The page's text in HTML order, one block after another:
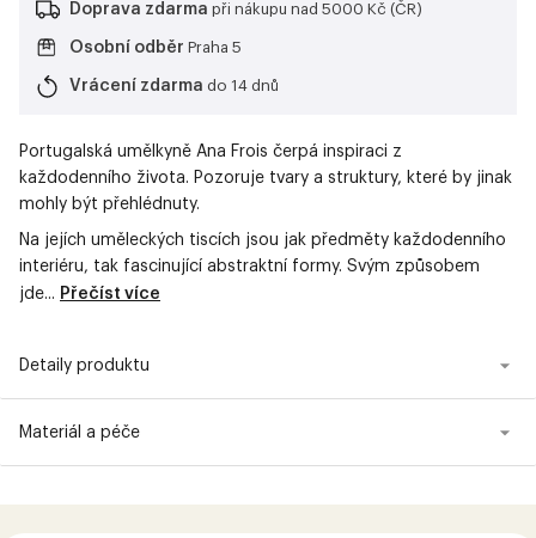
Doprava zdarma při nákupu nad 5000 Kč (ČR)
Osobní odběr Praha 5
Vrácení zdarma do 14 dnů
Portugalská umělkyně Ana Frois čerpá inspiraci z
každodenního života. Pozoruje tvary a struktury, které by jinak
mohly být přehlédnuty.
Na jejích uměleckých tiscích jsou jak předměty každodenního
interiéru, tak fascinující abstraktní formy. Svým způsobem
jde... Přečíst více
Detaily produktu
Materiál a péče